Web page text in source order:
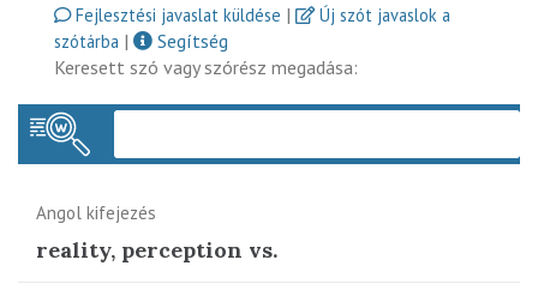
Fejlesztési javaslat küldése |
Új szót javaslok a
szótárba |
Segítség
Keresett szó vagy szórész megadása:
Angol kifejezés
reality, perception vs.